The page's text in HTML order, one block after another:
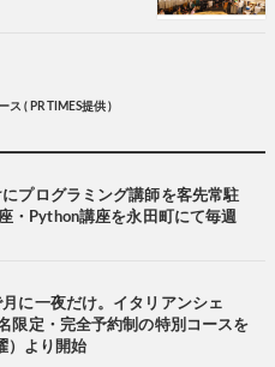
ス ( PR TIMES提供 )
プログラミング講師を客先常駐
・Python講座を永田町にて毎週
に一夜だけ。イタリアンシェ
限定・完全予約制の特別コースを
）より開始